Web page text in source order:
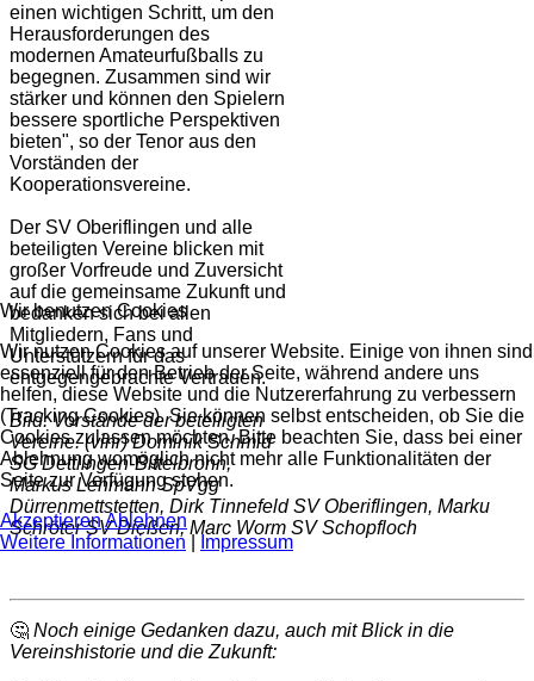
einen wichtigen Schritt, um den
Herausforderungen des
modernen Amateurfußballs zu
begegnen. Zusammen sind wir
stärker und können den Spielern
bessere sportliche Perspektiven
bieten", so der Tenor aus den
Vorständen der
Kooperationsvereine.
Der SV Oberiflingen und alle
beteiligten Vereine blicken mit
großer Vorfreude und Zuversicht
auf die gemeinsame Zukunft und
bedanken sich bei allen
Mitgliedern, Fans und
Unterstützern für das
entgegengebrachte Vertrauen.
Bild: Vorstände der beteiligten
Vereine. (vlnr) Dominik Schmid
SG Dettlingen-Bittelbronn,
Markus Lehmann SpVgg
Dürrenmettstetten, Dirk Tinnefeld SV Oberiflingen, Marku
Schröter SV Dießen, Marc Worm SV Schopfloch
🤔 Noch einige Gedanken dazu, auch mit Blick in die
Vereinshistorie und die Zukunft:
Wir benutzen Cookies
Wir nutzen Cookies auf unserer Website. Einige von ihnen sind
essenziell für den Betrieb der Seite, während andere uns
helfen, diese Website und die Nutzererfahrung zu verbessern
(Tracking Cookies). Sie können selbst entscheiden, ob Sie die
Cookies zulassen möchten. Bitte beachten Sie, dass bei einer
Ablehnung womöglich nicht mehr alle Funktionalitäten der
Seite zur Verfügung stehen.
AkzeptierenAblehnen
Weitere Informationen
Impressum